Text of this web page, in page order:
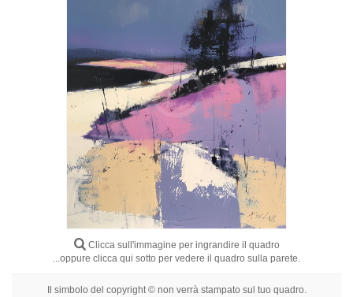
Clicca sull'immagine per ingrandire il quadro
...oppure clicca qui sotto per vedere il quadro sulla parete.
Il simbolo del copyright © non verrà stampato sul tuo quadro.